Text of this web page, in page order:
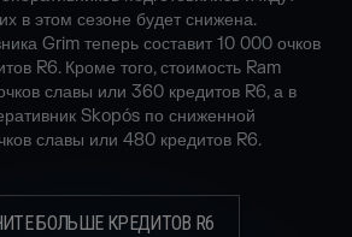
в этом сезоне будет снижена.
Grim теперь составит 10 000 очков
R6. Кроме того, стоимость Ram
славы или 360 кредитов R6, а в
Skopós по сниженной
славы или 480 кредитов R6.
БОЛЬШЕ КРЕДИТОВ R6